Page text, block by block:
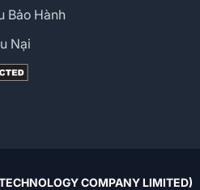
Bảo Hành
Nại
COMPANY LIMITED)